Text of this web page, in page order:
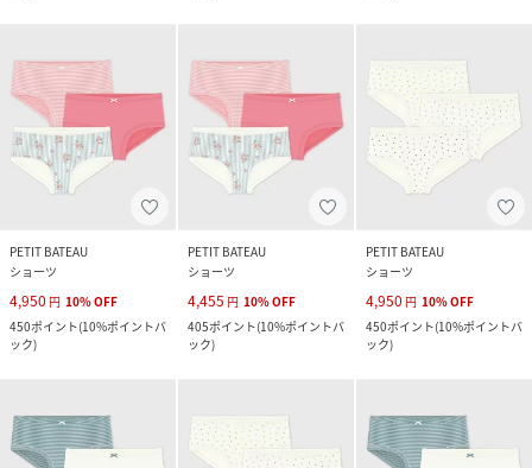
PETIT BATEAU
ショーツ
4,950 円 10%OFF
450ポイント(10%ポイントバ
ック)
PETIT BATEAU
ショーツ
4,455 円 10%OFF
405ポイント(10%ポイントバ
ック)
PETIT BATEAU
ショーツ
4,950 円 10%OFF
450ポイント(10%ポイントバ
ック)